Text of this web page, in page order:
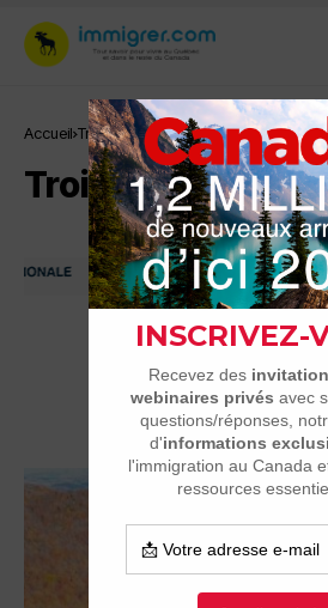
Accueil Trois-Rivières
Trois-Rivières
Immigrer au Canada: ressources et